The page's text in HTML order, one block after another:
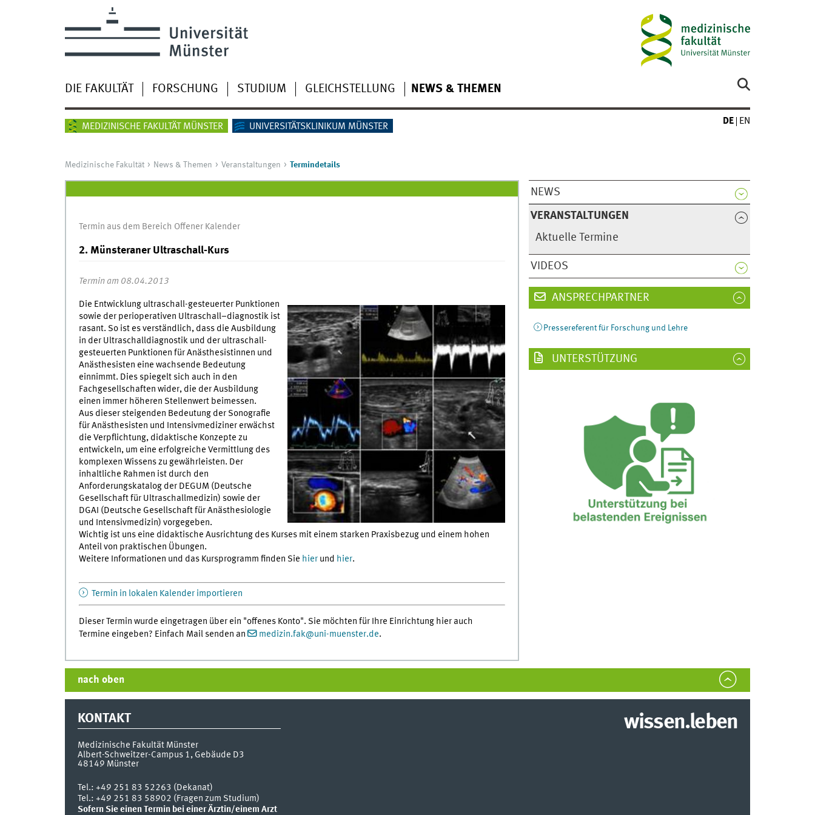
DIE FAKULTÄT FORSCHUNG STUDIUM GLEICHSTELLUNG NEWS & THEMEN
MEDIZINISCHE FAKULTÄT MÜNSTER UNIVERSITÄTSKLINIKUM MÜNSTER
DE EN
Medizinische Fakultät News & Themen Veranstaltungen Termindetails
NEWS
VERANSTALTUNGEN
Aktuelle Termine
VIDEOS
Termin aus dem Bereich Offener Kalender
2. Münsteraner Ultraschall-Kurs
Termin am 08.04.2013
Die Entwicklung ultraschall-gesteuerter Punktionen
sowie der perioperativen Ultraschall–diagnostik ist
rasant. So ist es verständlich, dass die Ausbildung
in der Ultraschalldiagnostik und der ultraschall-
gesteuerten Punktionen für Anästhesistinnen und
Anästhesisten eine wachsende Bedeutung
einnimmt. Dies spiegelt sich auch in den
Fachgesellschaften wider, die der Ausbildung
einen immer höheren Stellenwert beimessen.
Aus dieser steigenden Bedeutung der Sonografie
für Anästhesisten und Intensivmediziner erwächst
die Verpflichtung, didaktische Konzepte zu
entwickeln, um eine erfolgreiche Vermittlung des
komplexen Wissens zu gewährleisten. Der
inhaltliche Rahmen ist durch den
Anforderungskatalog der DEGUM (Deutsche
Gesellschaft für Ultraschallmedizin) sowie der
DGAI (Deutsche Gesellschaft für Anästhesiologie
und Intensivmedizin) vorgegeben.
Wichtig ist uns eine didaktische Ausrichtung des Kurses mit einem starken Praxisbezug und einem hohen
Anteil von praktischen Übungen.
Weitere Informationen und das Kursprogramm finden Sie hierund hier.
Termin in lokalen Kalender importieren
Dieser Termin wurde eingetragen über ein "offenes Konto". Sie möchten für Ihre Einrichtung hier auch
Termine eingeben? Einfach Mail senden an
medizin.fak@uni-muenster.de.
ANSPRECHPARTNER
Pressereferent für Forschung und Lehre
UNTERSTÜTZUNG
nach oben
KONTAKT
Medizinische Fakultät Münster
Albert-Schweitzer-Campus 1, Gebäude D3
48149 Münster
Tel.: +49 251 83 52263 (Dekanat)
Tel.: +49 251 83 58902 (Fragen zum Studium)
Sofern Sie einen Termin bei einer Ärztin/einem Arzt
wissen.leben